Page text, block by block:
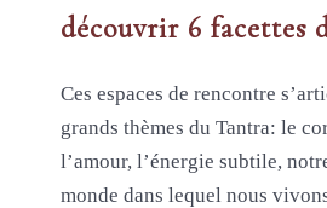
découvrir 6 facettes
Ces espaces de rencontre
grands thèmes du Tantra: le
l’amour, l’énergie subtile,
monde dans lequel nous